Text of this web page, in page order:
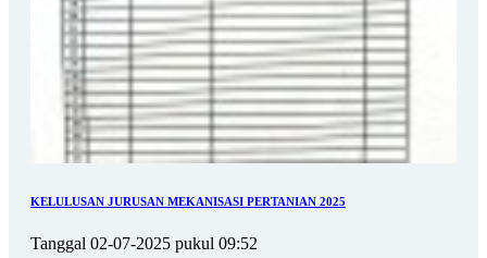
KELULUSAN JURUSAN MEKANISASI PERTANIAN 2025
Tanggal 02-07-2025 pukul 09:52